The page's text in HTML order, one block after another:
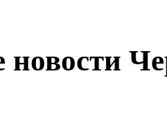
новости